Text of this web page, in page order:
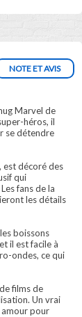
NOTE ET AVIS
Marvel de
héros, il
se détendre
est décoré des
qui
fans de la
les détails
boissons
il est facile à
ondes, ce qui
films de
Un vrai
pour